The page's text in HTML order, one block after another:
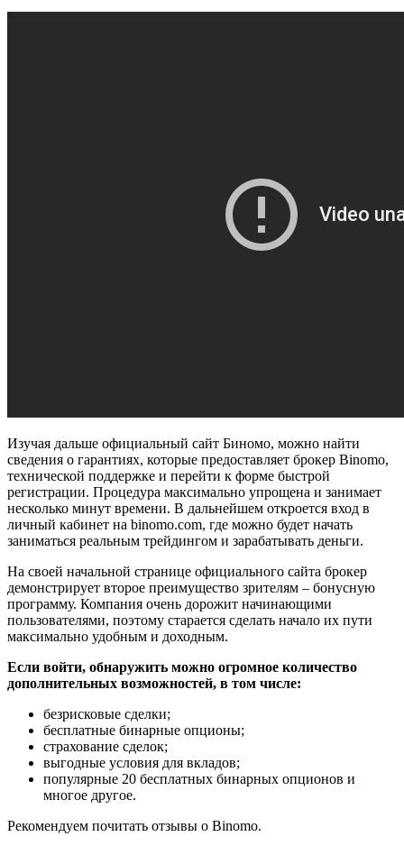
Изучая дальше официальный сайт Биномо, можно найти
сведения о гарантиях, которые предоставляет брокер Binomo,
технической поддержке и перейти к форме быстрой
регистрации. Процедура максимально упрощена и занимает
несколько минут времени. В дальнейшем откроется вход в
личный кабинет на binomo.com, где можно будет начать
заниматься реальным трейдингом и зарабатывать деньги.
На своей начальной странице официального сайта брокер
демонстрирует второе преимущество зрителям – бонусную
программу. Компания очень дорожит начинающими
пользователями, поэтому старается сделать начало их пути
максимально удобным и доходным.
Если войти, обнаружить можно огромное количество
дополнительных возможностей, в том числе:
безрисковые сделки;
бесплатные бинарные опционы;
страхование сделок;
выгодные условия для вкладов;
популярные 20 бесплатных бинарных опционов и
многое другое.
Рекомендуем почитать отзывы о Binomo.